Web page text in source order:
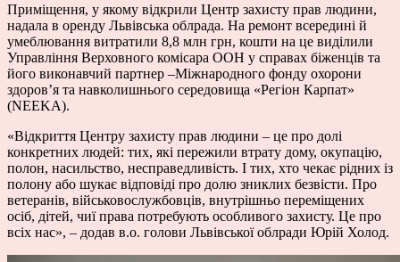
Приміщення, у якому відкрили Центр захисту прав людини,
надала в оренду Львівська облрада. На ремонт всередині й
умеблювання витратили 8,8 млн грн, кошти на це виділили
Управління Верховного комісара ООН у справах біженців та
його виконавчий партнер –Міжнародного фонду охорони
здоров’я та навколишнього середовища «Регіон Карпат»
(NEEKA).
«Відкриття Центру захисту прав людини – це про долі
конкретних людей: тих, які пережили втрату дому, окупацію,
полон, насильство, несправедливість. І тих, хто чекає рідних із
полону або шукає відповіді про долю зниклих безвісти. Про
ветеранів, військовослужбовців, внутрішньо переміщених
осіб, дітей, чиї права потребують особливого захисту. Це про
всіх нас», – додав в.о. голови Львівської облради Юрій Холод.